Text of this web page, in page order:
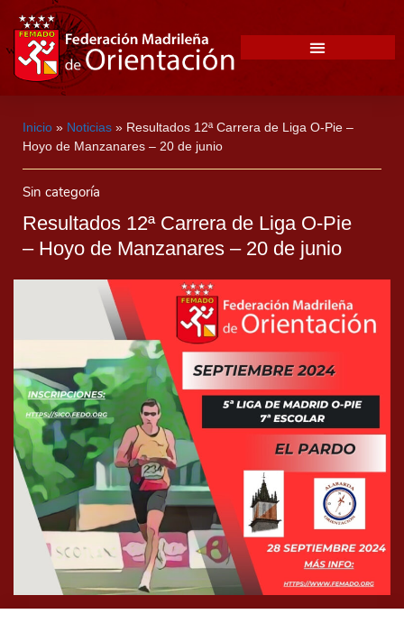
Inicio » Noticias » Resultados 12ª Carrera de Liga O-Pie –
Hoyo de Manzanares – 20 de junio
Sin categoría
Resultados 12ª Carrera de Liga O-Pie
– Hoyo de Manzanares – 20 de junio